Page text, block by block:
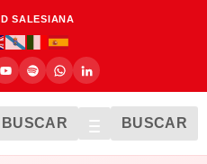
SALESIANA
BUSCAR BUSCAR